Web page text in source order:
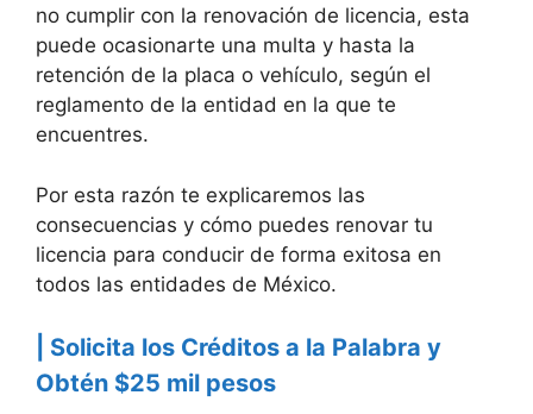
no cumplir con la renovación de licencia, esta
puede ocasionarte una multa y hasta la
retención de la placa o vehículo, según el
reglamento de la entidad en la que te
encuentres.
Por esta razón te explicaremos las
consecuencias y cómo puedes renovar tu
licencia para conducir de forma exitosa en
todos las entidades de México.
| Solicita los Créditos a la Palabra y
Obtén $25 mil pesos